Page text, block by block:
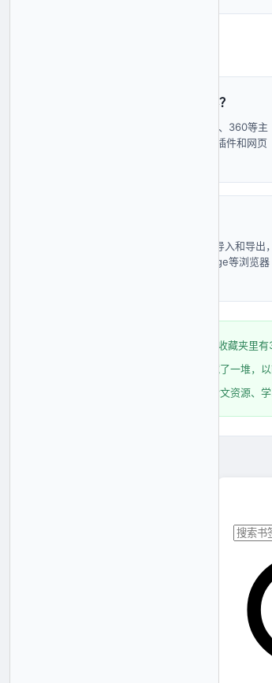
书签栏支持哪些浏览器？
书签栏支持Chrome、Edge、360等主
流浏览器，提供浏览器扩展插件和网页
支持标准HTML格式书签的导入和导出，
您可以轻松从Chrome、Edge等浏览器
"以前Chrome收藏夹里
"灵感网站收藏了一堆
"网课链接、论文资源、